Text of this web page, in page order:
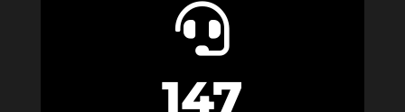

147